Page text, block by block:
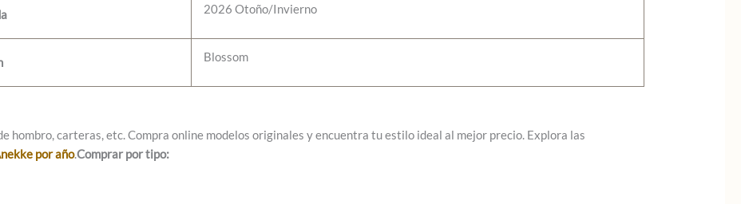
2026 Otoño/Invierno
Blossom
hombro, carteras, etc. Compra online modelos originales y encuentra tu estilo ideal al mejor precio. Explora las
por año.Comprar por tipo: